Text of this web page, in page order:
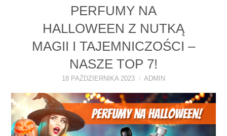
PERFUMY NA
HALLOWEEN Z NUTKĄ
MAGII I TAJEMNICZOŚCI –
NASZE TOP 7!
18 PAŹDZIERNIKA 2023 ADMIN